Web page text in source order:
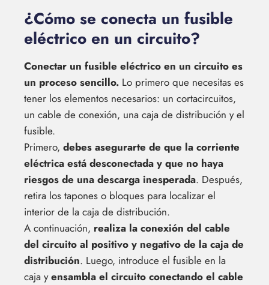
¿Cómo se conecta un fusible
eléctrico en un circuito?
Conectar un fusible eléctrico en un circuito es
un proceso sencillo. Lo primero que necesitas es
tener los elementos necesarios: un cortacircuitos,
un cable de conexión, una caja de distribución y el
fusible.
Primero, debes asegurarte de que la corriente
eléctrica está desconectada y que no haya
riesgos de una descarga inesperada. Después,
retira los tapones o bloques para localizar el
interior de la caja de distribución.
A continuación, realiza la conexión del cable
del circuito al positivo y negativo de la caja de
distribución. Luego, introduce el fusible en la
caja yensambla el circuito conectando el cable